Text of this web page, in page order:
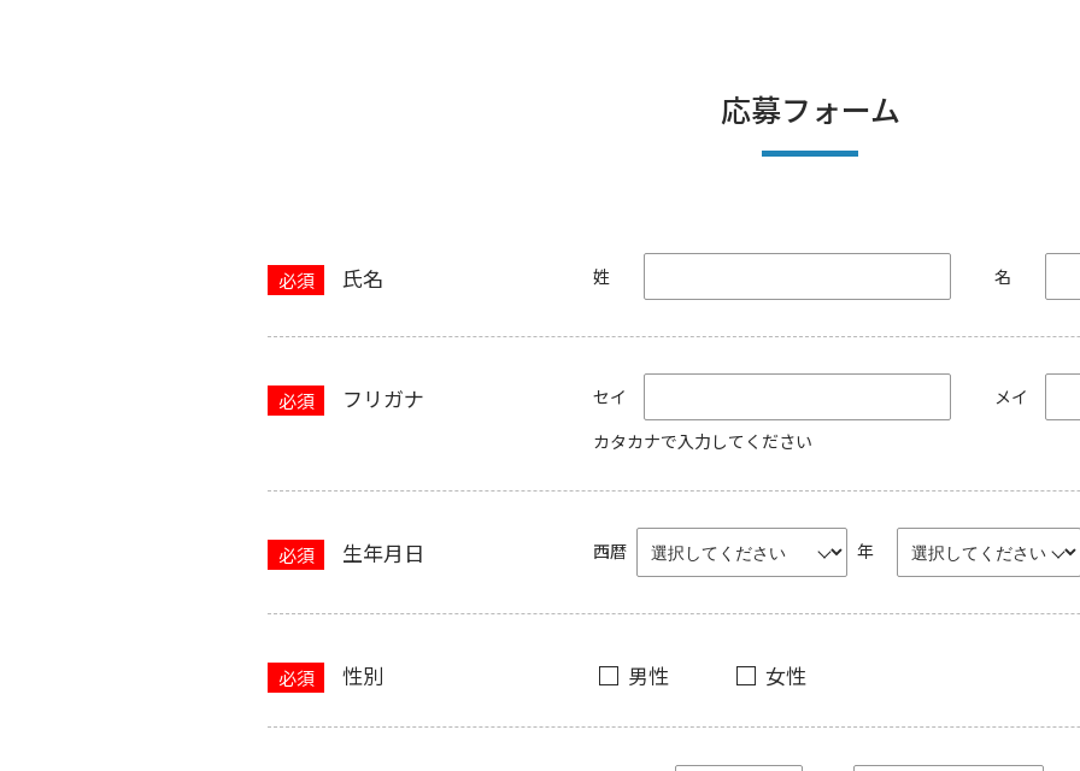
応募フォーム
氏名 姓 名
フリガナ セイ
メイ
カタカナで入力してください
生年月日 西暦 年
性別 男性 女性